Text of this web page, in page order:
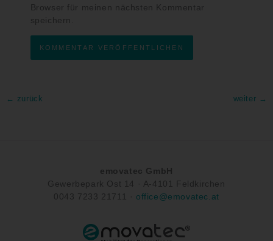
Browser für meinen nächsten Kommentar
speichern.
← zurück weiter →
emovatec GmbH
Gewerbepark Ost 14 · A-4101 Feldkirchen
0043 7233 21711 · office@emovatec.at